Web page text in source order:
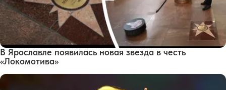
В Ярославле появилась новая звезда в честь
«Локомотива»